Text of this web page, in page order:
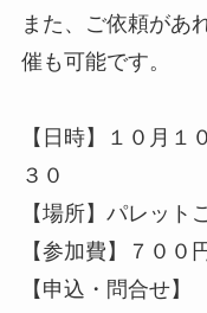
また、ご依頼があ
催も可能です。
【日時】１０月１
３０
【場所】パレッ
【参加費】７００
【申込・問合せ